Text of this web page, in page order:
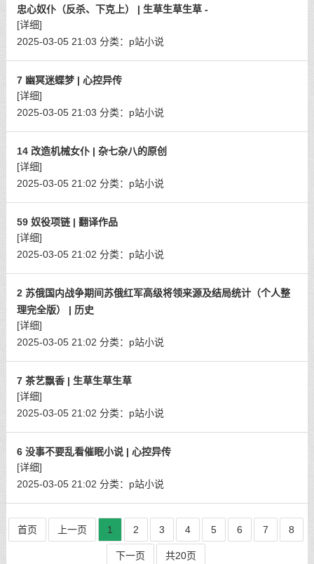
忠心奴仆（反杀、下克上） | 生草生草生草 -
[详细]
2025-03-05 21:03 分类： p站小说
7 幽冥迷蝶梦 | 心控异传
[详细]
2025-03-05 21:03 分类： p站小说
14 改造机械女仆 | 杂七杂八的原创
[详细]
2025-03-05 21:02 分类： p站小说
59 奴役项链 | 翻译作品
[详细]
2025-03-05 21:02 分类： p站小说
2 苏俄国内战争期间苏俄红军高级将领来源及结局统计（个人整
理完全版） | 历史
[详细]
2025-03-05 21:02 分类： p站小说
7 茶艺飘香 | 生草生草生草
[详细]
2025-03-05 21:02 分类： p站小说
6 没事不要乱看催眠小说 | 心控异传
[详细]
2025-03-05 21:02 分类： p站小说
首页 上一页 1 2 3 4 5 6 7 8
下一页 共20页